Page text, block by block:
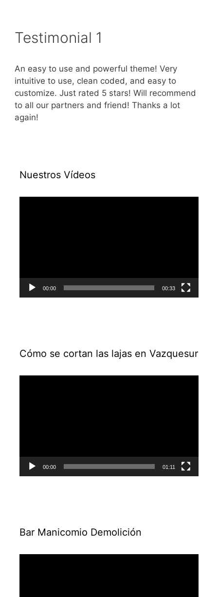
Testimonial 1
An easy to use and powerful theme! Very
intuitive to use, clean coded, and easy to
customize. Just rated 5 stars! Will recommend
to all our partners and friend! Thanks a lot
again!
Nuestros Vídeos
00:00 00:33
Cómo se cortan las lajas en Vazquesur
00:00 01:11
Bar Manicomio Demolición